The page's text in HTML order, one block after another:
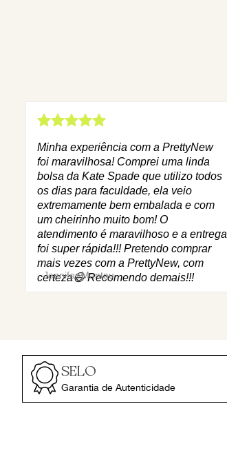
Minha experiência com a PrettyNew
foi maravilhosa! Comprei uma linda
bolsa da Kate Spade que utilizo todos
os dias para faculdade, ela veio
extremamente bem embalada e com
um cheirinho muito bom! O
atendimento é maravilhoso e a entrega
foi super rápida!!! Pretendo comprar
mais vezes com a PrettyNew, com
certeza😄 Recomendo demais!!!
-Jennifer Mantau
SELO
Garantia de Autenticidade